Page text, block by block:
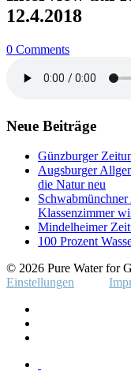
12.4.2018
0 Comments
Neue Beiträge
Günzburger
Augsburger
die Natur neu
Klassenzimmer
Mindelheimer
100 Prozent
© 2026 Pure Water for
Einstellungen